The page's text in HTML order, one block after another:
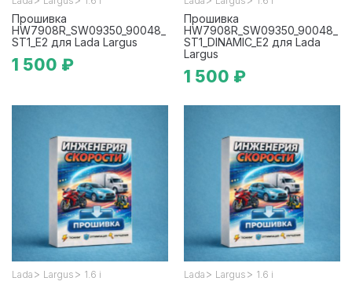
Прошивка
HW7908R_SW09350_90048_
ST1_E2 для Lada Largus
1 500 ₽
Прошивка
HW7908R_SW09350_90048_
ST1_DINAMIC_E2 для Lada
Largus
1 500 ₽
Lada > Largus > 1.6 i Lada > Largus > 1.6 i